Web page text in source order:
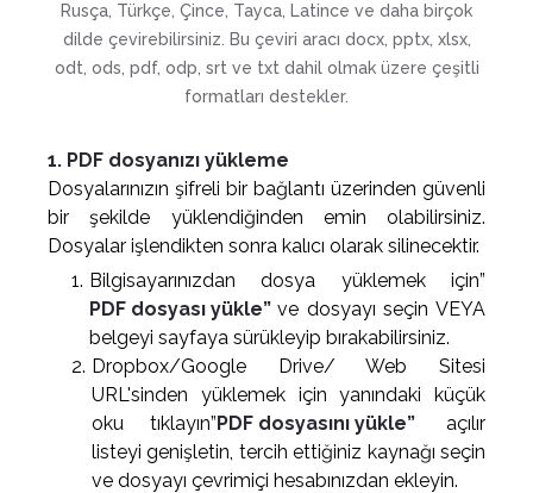
Rusça, Türkçe, Çince, Tayca, Latince ve daha birçok
dilde çevirebilirsiniz. Bu çeviri aracı docx, pptx, xlsx,
odt, ods, pdf, odp, srt ve txt dahil olmak üzere çeşitli
formatları destekler.
1. PDF dosyanızı yükleme
Dosyalarınızın şifreli bir bağlantı üzerinden güvenli
bir şekilde yüklendiğinden emin olabilirsiniz.
Dosyalar işlendikten sonra kalıcı olarak silinecektir.
Bilgisayarınızdan dosya yüklemek için”
PDF dosyası yükle” ve dosyayı seçin VEYA
belgeyi sayfaya sürükleyip bırakabilirsiniz.
Dropbox/Google Drive/ Web Sitesi
URL'sinden yüklemek için yanındaki küçük
oku tıklayın”PDF dosyasını yükle”
açılır
listeyi genişletin, tercih ettiğiniz kaynağı seçin
ve dosyayı çevrimiçi hesabınızdan ekleyin.